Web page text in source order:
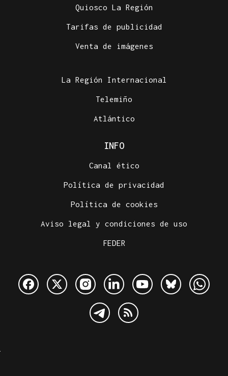
Quiosco La Región
Tarifas de publicidad
Venta de imágenes
La Región Internacional
Telemiño
Atlántico
INFO
Canal ético
Política de privacidad
Política de cookies
Aviso legal y condiciones de uso
FEDER